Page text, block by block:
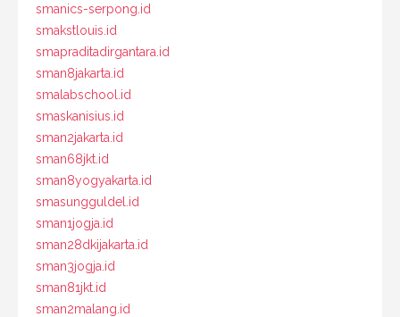
smanics-serpong.id
smakstlouis.id
smapraditadirgantara.id
sman8jakarta.id
smalabschool.id
smaskanisius.id
sman2jakarta.id
sman68jkt.id
sman8yogyakarta.id
smasungguldel.id
sman1jogja.id
sman28dkijakarta.id
sman3jogja.id
sman81jkt.id
sman2malang.id